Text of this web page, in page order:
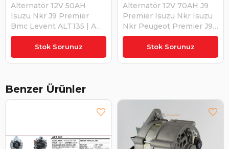
Stok Sorunuz
Alternatör 12V 50AH
Isuzu Nkr J9 Premier
Bmc Levent ALT135 | AES
ALT135OEM
₺6.223,56 Stok Sorunuz
Alternatör 12V 70AH J9
Premier Isuzu Nkr Isuzu
Nkr Peugeot Premier J9
J10 Vakumlu (ALTV019) |
PLUSLINE LR160446
₺8.395,07
Benzer Ürünler